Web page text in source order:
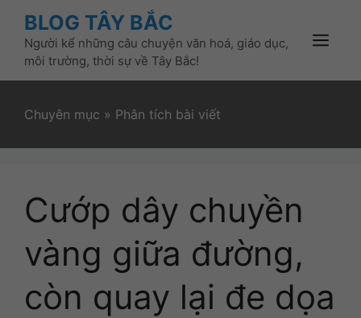
content
BLOG TÂY BẮC
Người kể những câu chuyện văn hoá, giáo dục,
môi trường, thời sự về Tây Bắc!
Menu
Chuyên mục » Phân tích bài viết
Cướp dây chuyền
vàng giữa đường,
còn quay lại đe dọa